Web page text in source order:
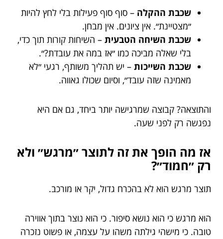
שכבת ההקלה – סוף סוף פעילות בלי לחץ להיות
״מצטיינת״. אין ציונים. אין מבחן.
שכבת השיחה הטבעית – השיחות קורות תוך כדי,
בלי שאלה מביכה כמו ״אז במה את עובדת?״.
שכבת השייכות – יש תהליך משותף, רגעי ״לא
מאמינה שזה עובד״, וסיום שכולו גאווה.
והתוצאה? קבוצה שמרגישה יותר ביחד, גם אם היא
נפגשה רק לפני שעה.
אז מה הופך את זה לתוצר ״מרגש״ ולא
רק ״חמוד״?
תוצר מרגש הוא לא בהכרח גדול, יקר או מורכב.
הוא מרגש כי הוא נושא סיפור. כי הוא נוצר בתוך אווירה
טובה. כי מישהי גילתה משהו על עצמה, או פשוט נזכרה